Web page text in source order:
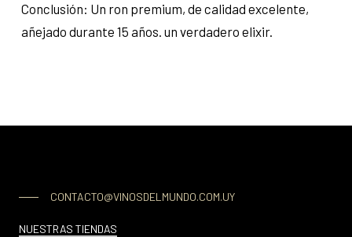
Conclusión: Un ron premium, de calidad excelente,
añejado durante 15 años. un verdadero elixir.
CONTACTO@VINOSDELMUNDO.COM.UY
NUESTRAS TIENDAS